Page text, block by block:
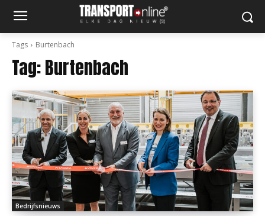
Tags Burtenbach
Tag:Burtenbach
Bedrijfsnieuws